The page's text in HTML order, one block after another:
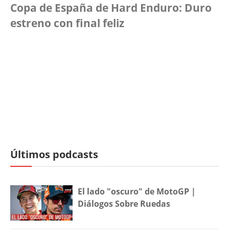
Copa de España de Hard Enduro: Duro
estreno con final feliz
Últimos podcasts
El lado "oscuro" de MotoGP |
Diálogos Sobre Ruedas